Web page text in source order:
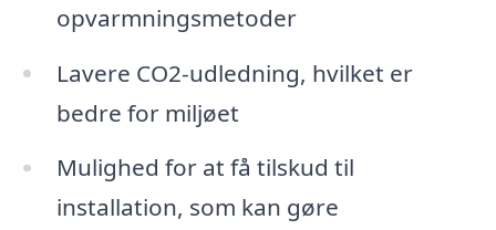
opvarmningsmetoder
Lavere CO2-udledning, hvilket er
bedre for miljøet
Mulighed for at få tilskud til
installation, som kan gøre